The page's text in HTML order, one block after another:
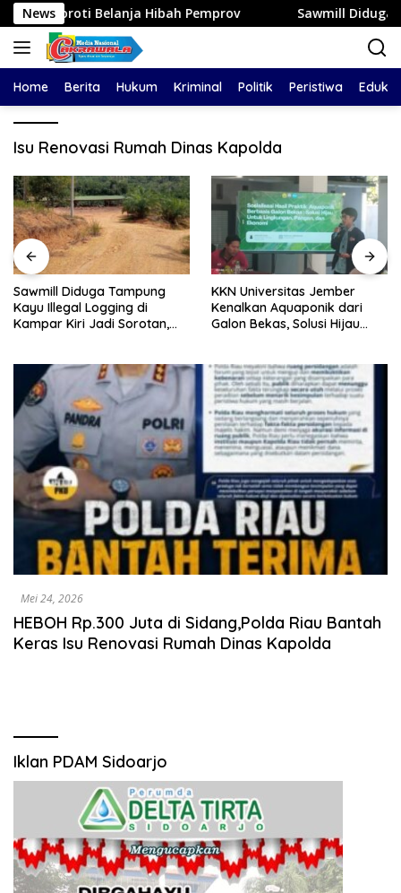
Langsung
ke
konten
News
Belanja Hibah Pemprov Sawmill Diduga Tampung
Home Berita Hukum Kriminal Politik Peristiwa
Isu Renovasi Rumah Dinas Kapolda
Sawmill Diduga Tampung
Kayu Illegal Logging di
Kampar Kiri Jadi Sorotan,
KKN Universitas Jember
Kenalkan Aquaponik dari
Galon Bekas, Solusi Hijau
Mei 24, 2026
HEBOH Rp.300 Juta di Sidang,Polda Riau Bantah
Keras Isu Renovasi Rumah Dinas Kapolda
Iklan PDAM Sidoarjo